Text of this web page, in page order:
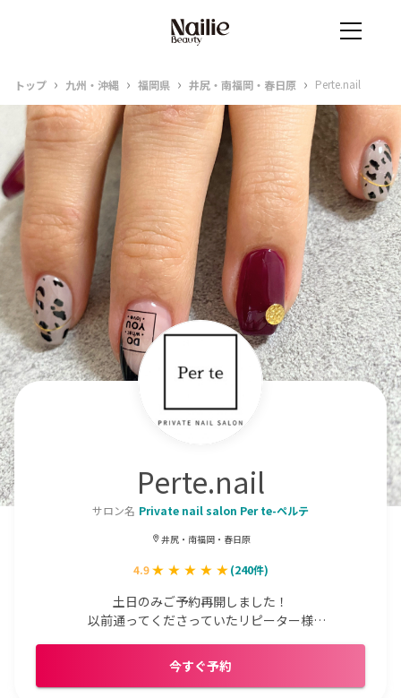
トップ › 九州・沖縄 › 福岡県 › 井尻・南福岡・春日原 › Perte.nail
Perte.nail
サロン名 Private nail salon Per te-ペルテ
井尻・南福岡・春日原
4.9 (240件)
土日のみご予約再開しました！
以前通ってくださっていたリピーター様
今すぐ予約